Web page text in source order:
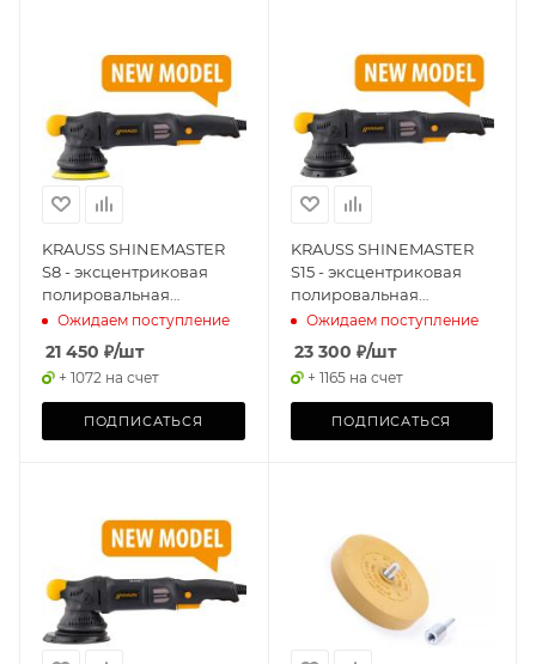
KRAUSS SHINEMASTER
S8 - эксцентриковая
полировальная
машинка
Ожидаем поступление
21 450 ₽/шт
+ 1072 на счет
ПОДПИСАТЬСЯ
KRAUSS SHINEMASTER
S15 - эксцентриковая
полировальная
машинка
Ожидаем поступление
23 300 ₽/шт
+ 1165 на счет
ПОДПИСАТЬСЯ